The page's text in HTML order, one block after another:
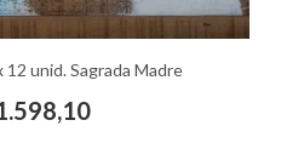
12 unid. Sagrada Madre